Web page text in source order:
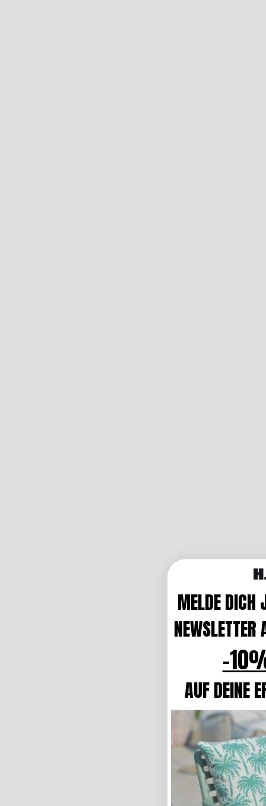
MELDE DICH
NEWSLETTER
-
AUF DEINE